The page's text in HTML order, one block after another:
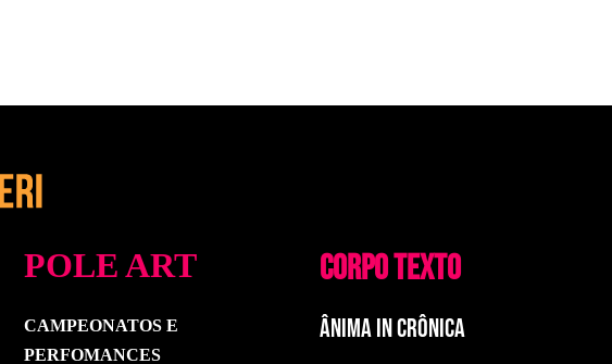
POLE ART
CAMPEONATOS E
PERFOMANCES
CORPO TEXTO
ÂNIMA IN CRÔNICA